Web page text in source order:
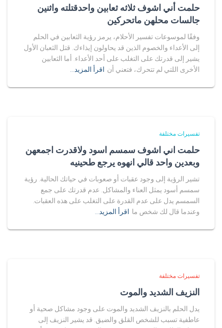
حلمت أني اشوف ثلاثه ثعابين واحدقتلته واثنين
جالسات محلهن ماتحركين
وفقًا لموسوعات تفسير الأحلام، يرمز رؤية الثعابين في الحلم
إلى الأعداء والخصوم الذين قد يحاولون إيذاءك. قتل الثعبان الأول
يشير إلى قدرتك على التغلب على أحد الأعداء. أما الثعابين
الأخرى اللتي لم تتحرك، فتعني أن اقرأ المزيد…
تفسيرات مختلفة
حلمت اني اشوف سمسم اسود ولاقدرت اجمعهن
وبعدين واحد قالي انهوه يرجع طحينيه
تشير الرؤية إلى وجود عقبات أو صعوبات في حياتك الحالية. رؤية
سمسم أسود يمثل العناء والمشاكل. عدم قدرتك على جمع
السمسم يدل على عدم القدرة على التغلب على هذه العقبات.
وعندما قال لك شخص ما اقرأ المزيد…
تفسيرات مختلفة
النزيف الشديد والموت
يدل الحلم بالنزيف الشديد والموت على وجود مشاكل صحية أو
عاطفية تسبب للشخص القلق والضيق. قد يشير النزيف إلى